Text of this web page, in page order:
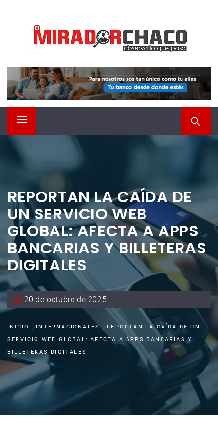
contenido
EL MIRADOR CHACO
Observá lo que pasa
Menú
REPORTAN LA CAÍDA DE
UN SERVICIO WEB
GLOBAL: AFECTA A APPS
BANCARIAS Y BILLETERAS
DIGITALES
20 de octubre de 2025
INICIO INTERNACIONALES
REPORTAN LA CAÍDA DE UN
SERVICIO WEB GLOBAL: AFECTA A APPS BANCARIAS Y
BILLETERAS DIGITALES